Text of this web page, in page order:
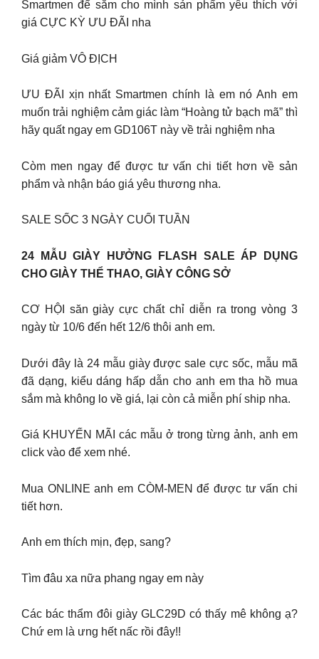
Smartmen để sắm cho mình sản phẩm yêu thích với
giá CỰC KỲ ƯU ĐÃI nha
Giá giảm VÔ ĐỊCH
ƯU ĐÃI xịn nhất Smartmen chính là em nó Anh em
muốn trải nghiệm cảm giác làm “Hoàng tử bạch mã” thì
hãy quất ngay em GD106T này về trải nghiệm nha
Còm men ngay để được tư vấn chi tiết hơn về sản
phẩm và nhận báo giá yêu thương nha.
SALE SỐC 3 NGÀY CUỐI TUẦN
24 MẪU GIÀY HƯỞNG FLASH SALE ÁP DỤNG
CHO GIÀY THỂ THAO, GIÀY CÔNG SỞ
CƠ HỘI săn giày cực chất chỉ diễn ra trong vòng 3
ngày từ 10/6 đến hết 12/6 thôi anh em.
Dưới đây là 24 mẫu giày được sale cực sốc, mẫu mã
đã dạng, kiểu dáng hấp dẫn cho anh em tha hồ mua
sắm mà không lo về giá, lại còn cả miễn phí ship nha.
Giá KHUYẾN MÃI các mẫu ở trong từng ảnh, anh em
click vào để xem nhé.
Mua ONLINE anh em CÒM-MEN để được tư vấn chi
tiết hơn.
Anh em thích mịn, đẹp, sang?
Tìm đâu xa nữa phang ngay em này
Các bác thẩm đôi giày GLC29D có thấy mê không ạ?
Chứ em là ưng hết nấc rồi đây!!